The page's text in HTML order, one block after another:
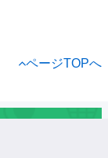
ページTOPへ